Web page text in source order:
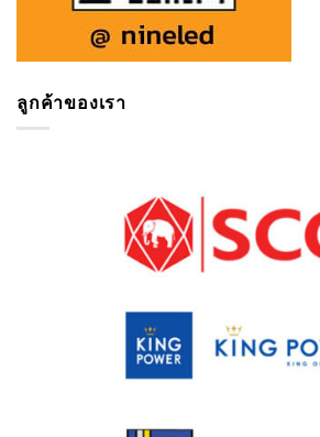
ลูกค้าของเรา